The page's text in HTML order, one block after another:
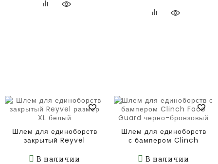
Шлем для единоборств
закрытый Reyvel
В наличии
Шлем для единоборств
с бампером Clinch
бронзовый
В наличии